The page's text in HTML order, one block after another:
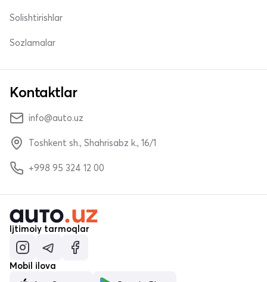
Solishtirishlar
Sozlamalar
Kontaktlar
info@auto.uz
Toshkent sh., Shahrisabz k., 16/1
+998 95 324 12 00
Ijtimoiy tarmoqlar
Mobil ilova